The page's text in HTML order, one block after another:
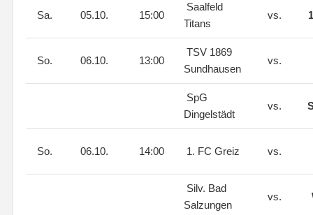
Sa. 05.10. 15:00
Saalfeld
Titans
vs.
So. 06.10. 13:00
TSV 1869
Sundhausen
vs.
SpG
Dingelstädt
vs.
So. 06.10. 14:00 1. FC Greiz vs.
Silv. Bad
Salzungen
vs.